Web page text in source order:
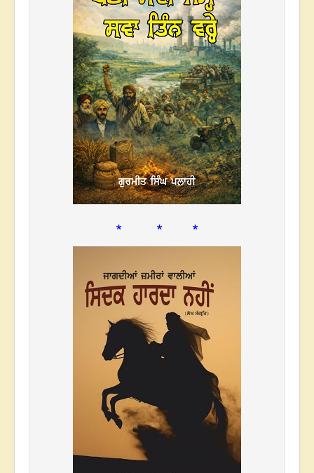
* * *